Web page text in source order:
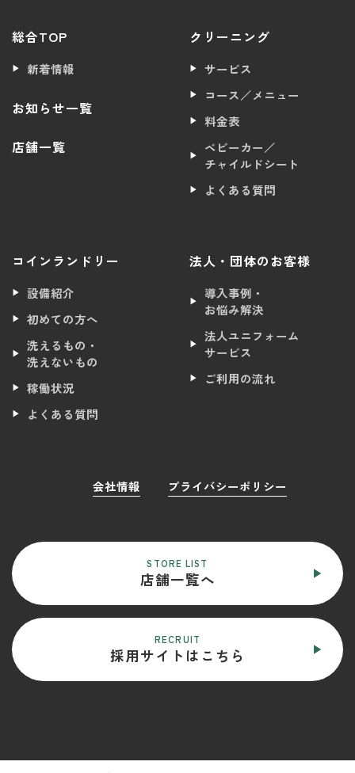
総合TOP
新着情報
お知らせ一覧
店舗一覧
クリーニング
サービス
コース／メニュー
料金表
ベビーカー／
チャイルドシート
よくある質問
コインランドリー
設備紹介
初めての方へ
洗えるもの・
洗えないもの
稼働状況
よくある質問
法人・団体のお客様
導入事例・
お悩み解決
法人ユニフォーム
サービス
ご利用の流れ
会社情報 プライバシーポリシー
STORE LIST
店舗一覧へ
RECRUIT
採用サイトはこちら